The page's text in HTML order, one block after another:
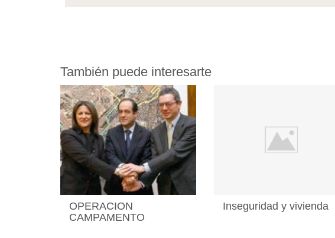
También puede interesarte
OPERACION
CAMPAMENTO
Inseguridad y vivienda